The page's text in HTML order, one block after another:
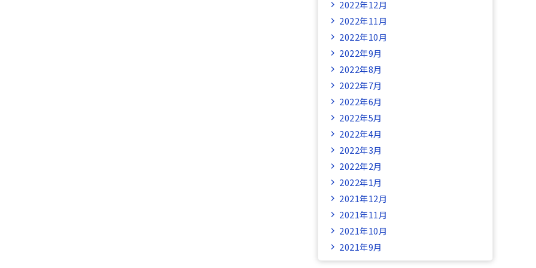
2022年12月
2022年11月
2022年10月
2022年9月
2022年8月
2022年7月
2022年6月
2022年5月
2022年4月
2022年3月
2022年2月
2022年1月
2021年12月
2021年11月
2021年10月
2021年9月